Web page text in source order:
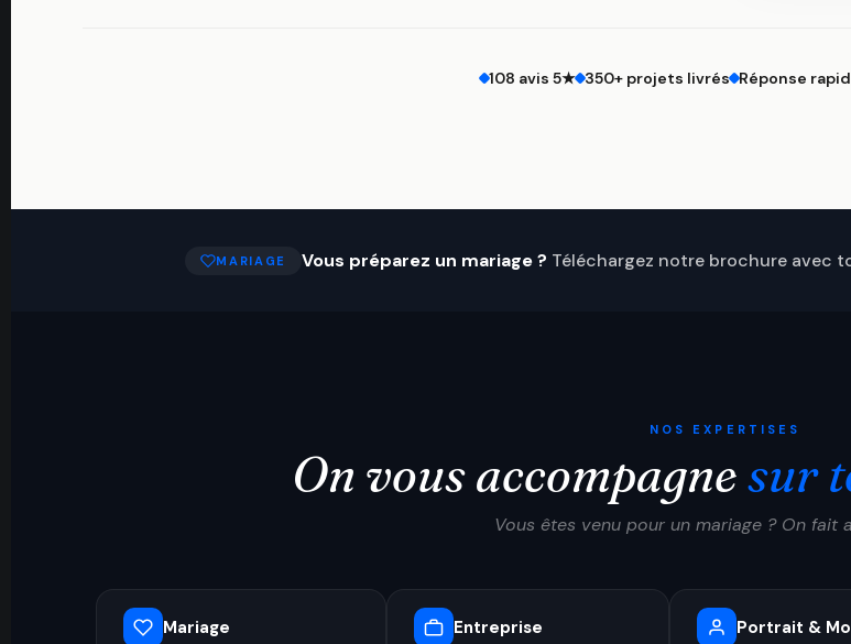
108 avis 5★ 350+ projets livrés Réponse
MARIAGE Vous préparez un mariage ? Téléchargez notre brochure avec
NOS EXPERTISES
On vous accompagnesur
Vous êtes venu pour un mariage ? On fait
Mariage Entreprise Portrait &